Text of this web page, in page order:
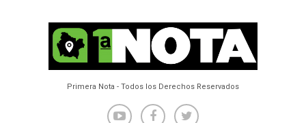
Primera Nota - Todos los Derechos Reservados